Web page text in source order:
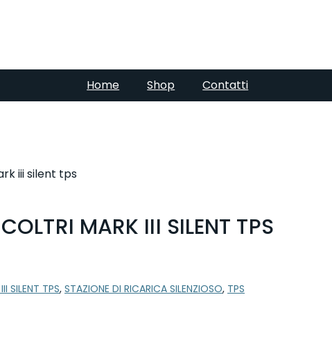
Home Shop
Contatti
iii silent tps
MARK III SILENT TPS
SILENT TPS,STAZIONE DI RICARICA SILENZIOSO, TPS